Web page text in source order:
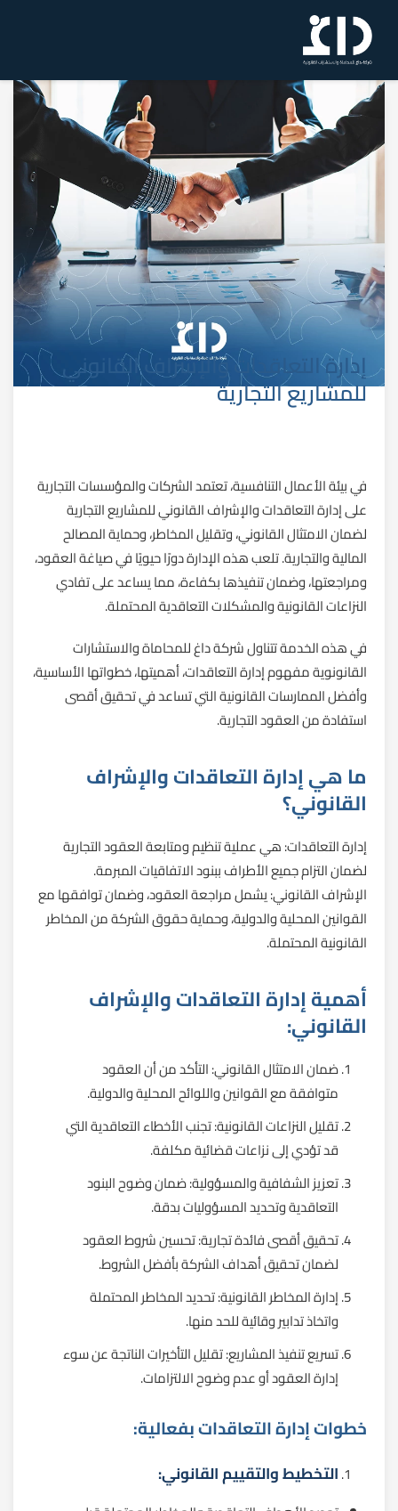
إدارة التعاقدات والإشراف القانوني
للمشاريع التجارية
في بيئة الأعمال التنافسية، تعتمد الشركات والمؤسسات التجارية
على إدارة التعاقدات والإشراف القانوني للمشاريع التجارية
لضمان الامتثال القانوني، وتقليل المخاطر، وحماية المصالح
المالية والتجارية. تلعب هذه الإدارة دورًا حيويًا في صياغة العقود،
ومراجعتها، وضمان تنفيذها بكفاءة، مما يساعد على تفادي
النزاعات القانونية والمشكلات التعاقدية المحتملة.
في هذه الخدمة تتناول شركة داغ للمحاماة والاستشارات
القانونوية مفهوم إدارة التعاقدات، أهميتها، خطواتها الأساسية،
وأفضل الممارسات القانونية التي تساعد في تحقيق أقصى
استفادة من العقود التجارية.
ما هي إدارة التعاقدات والإشراف
القانوني؟
إدارة التعاقدات: هي عملية تنظيم ومتابعة العقود التجارية
لضمان التزام جميع الأطراف ببنود الاتفاقيات المبرمة.
الإشراف القانوني: يشمل مراجعة العقود، وضمان توافقها مع
القوانين المحلية والدولية، وحماية حقوق الشركة من المخاطر
القانونية المحتملة.
أهمية إدارة التعاقدات والإشراف
القانوني:
ضمان الامتثال القانوني: التأكد من أن العقود
متوافقة مع القوانين واللوائح المحلية والدولية.
تقليل النزاعات القانونية: تجنب الأخطاء التعاقدية التي
قد تؤدي إلى نزاعات قضائية مكلفة.
تعزيز الشفافية والمسؤولية: ضمان وضوح البنود
التعاقدية وتحديد المسؤوليات بدقة.
تحقيق أقصى فائدة تجارية: تحسين شروط العقود
لضمان تحقيق أهداف الشركة بأفضل الشروط.
إدارة المخاطر القانونية: تحديد المخاطر المحتملة
واتخاذ تدابير وقائية للحد منها.
تسريع تنفيذ المشاريع: تقليل التأخيرات الناتجة عن سوء
إدارة العقود أو عدم وضوح الالتزامات.
خطوات إدارة التعاقدات بفعالية:
التخطيط والتقييم القانوني: